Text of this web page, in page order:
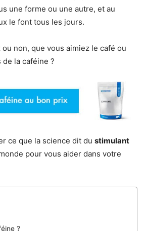
une forme ou une autre, et au
le font tous les jours.
non, que vous aimiez le café ou
la caféine ?
ce que la science dit du stimulant
pour vous aider dans votre
?